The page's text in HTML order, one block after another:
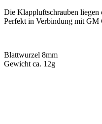
Die Klappluftschrauben liegen
Perfekt in Verbindung mit GM
Blattwurzel 8mm
Gewicht ca. 12g